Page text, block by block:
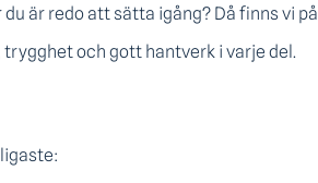
är redo att sätta igång? Då finns vi på
och gott hantverk i varje del.